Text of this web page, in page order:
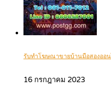
รับทำโฆษณาขายบ้านมือสองออ
16 กรกฎาคม 2023